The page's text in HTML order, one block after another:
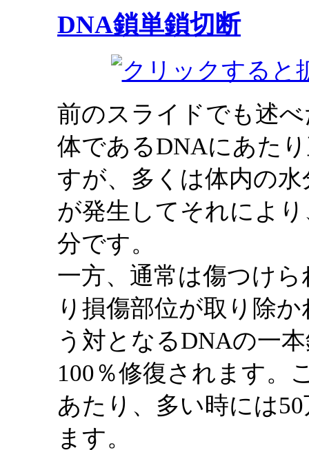
DNA鎖単鎖切断
前のスライドでも述
体であるDNAにあた
すが、多くは体内の
が発生してそれによ
分です。
一方、通常は傷つけ
り損傷部位が取り除
う対となるDNAの一
100％修復されます。
あたり、多い時には
ます。